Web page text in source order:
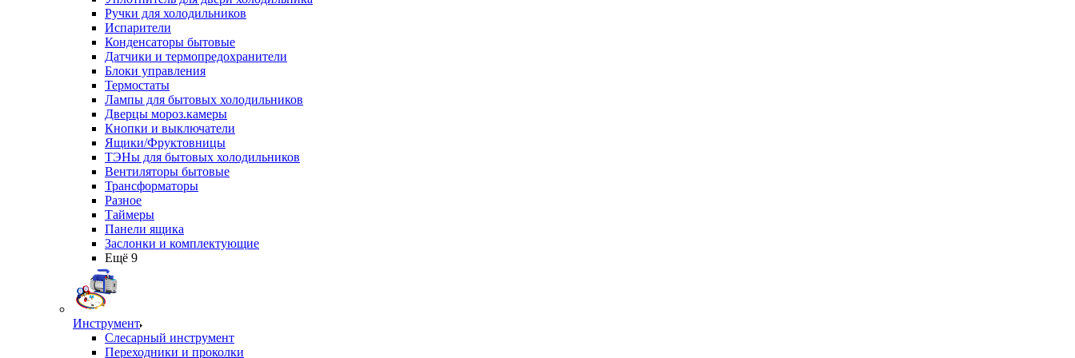
Ручки для холодильников
Испарители
Конденсаторы бытовые
Датчики и термопредохранители
Блоки управления
Термостаты
Лампы для бытовых холодильников
Дверцы мороз.камеры
Кнопки и выключатели
Ящики/Фруктовницы
ТЭНы для бытовых холодильников
Вентиляторы бытовые
Трансформаторы
Разное
Таймеры
Панели ящика
Заслонки и комплектующие
Ещё 9
Инструмент
Слесарный инструмент
Переходники и проколки